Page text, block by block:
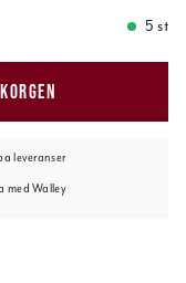
5 st
leveranser
med Walley